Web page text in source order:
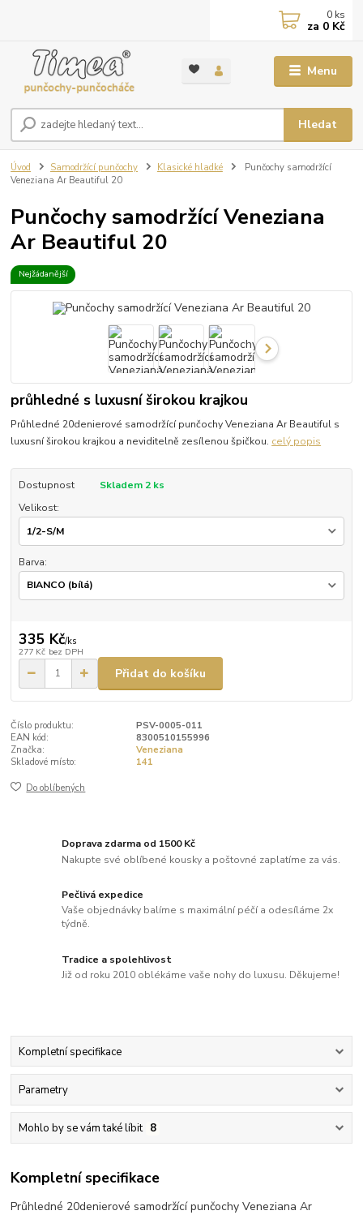
Menu
Hledat
0 ks
za 0 Kč
Úvod Samodržící punčochy Klasické hladké
Punčochy samodržící
Veneziana Ar Beautiful 20
Punčochy samodržící Veneziana
Ar Beautiful 20
Nejžádanější
průhledné s luxusní širokou krajkou
Průhledné 20denierové samodržící punčochy Veneziana Ar Beautiful s
luxusní širokou krajkou a neviditelně zesílenou špičkou. celý popis
Dostupnost
Skladem 2 ks
Velikost:
Barva:
335 Kč/ks
277 Kč bez DPH
Přidat do košíku
Číslo produktu:
PSV-0005-011
EAN kód:
8300510155996
Značka:
Veneziana
Skladové místo:
141
Do oblíbených
Doprava zdarma od 1500 Kč
Nakupte své oblíbené kousky a poštovné zaplatíme za vás.
Pečlivá expedice
Vaše objednávky balíme s maximální péčí a odesíláme 2x
týdně.
Tradice a spolehlivost
Již od roku 2010 oblékáme vaše nohy do luxusu. Děkujeme!
Kompletní specifikace
Parametry
Mohlo by se vám také líbit 8
Kompletní specifikace
Průhledné 20denierové samodržící punčochy Veneziana Ar